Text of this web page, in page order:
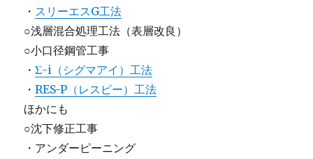
・ スリーエスG工法
○浅層混合処理工法（表層改良）
○小口径鋼管工事
・Σ-i（シグマアイ）工法
・RES-P（レスピー）工法
ほかにも
○沈下修正工事
・アンダーピーニング